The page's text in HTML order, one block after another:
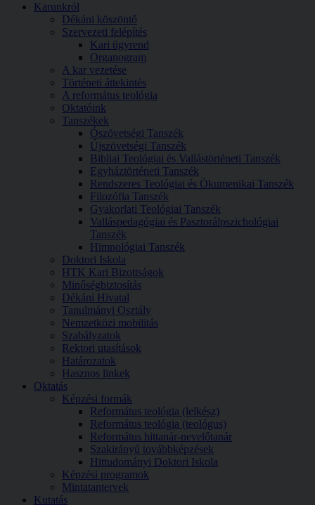
Karunkról
Dékáni köszöntő
Szervezeti felépítés
Kari ügyrend
Organogram
A kar vezetése
Történeti áttekintés
A református teológia
Oktatóink
Tanszékek
Ószövetségi Tanszék
Újszövetségi Tanszék
Bibliai Teológiai és Vallástörténeti Tanszék
Egyháztörténeti Tanszék
Rendszeres Teológiai és Ökumenikai Tanszék
Filozófia Tanszék
Gyakorlati Teológiai Tanszék
Valláspedagógiai és Pasztorálpszichológiai
Tanszék
Himnológiai Tanszék
Doktori Iskola
HTK Kari Bizottságok
Minőségbiztosítás
Dékáni Hivatal
Tanulmányi Osztály
Nemzetközi mobilitás
Szabályzatok
Rektori utasítások
Határozatok
Hasznos linkek
Oktatás
Képzési formák
Református teológia (lelkész)
Református teológia (teológus)
Református hittanár-nevelőtanár
Szakirányú továbbképzések
Hittudományi Doktori Iskola
Képzési programok
Mintatantervek
Kutatás